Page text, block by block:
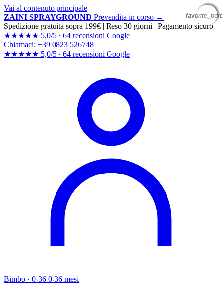
Vai al contenuto principale
ZAINI SPRAYGROUND Prevendita in corso →
Spedizione gratuita sopra 199€ | Reso 30 giorni | Pagamento sicuro
★★★★★ 5,0/5 · 64 recensioni Google
Chiamaci: +39 0823 526748
★★★★★ 5,0/5 · 64 recensioni Google
Bimbo · 0-36 0-36 mesi